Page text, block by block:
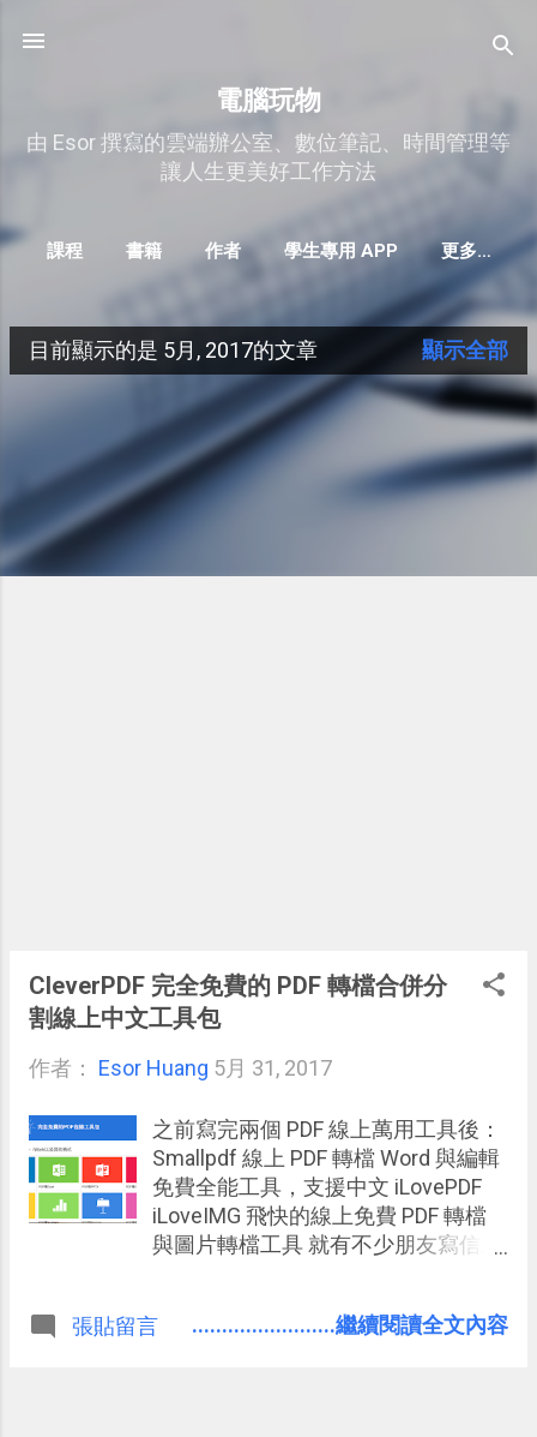
電腦玩物
由 Esor 撰寫的雲端辦公室、數位筆記、時間管理等
讓人生更美好工作方法
課程 書籍 作者 學生專用 APP 更多…
發
表
章
目前顯示的是 5月, 2017的文章 顯示全部
CleverPDF 完全免費的 PDF 轉檔合併分
割線上中文工具包
作者： Esor Huang 5月 31, 2017
之前寫完兩個 PDF 線上萬用工具後：
Smallpdf 線上 PDF 轉檔 Word 與編輯
免費全能工具，支援中文 iLovePDF
iLoveIMG 飛快的線上免費 PDF 轉檔
與圖片轉檔工具 就有不少朋友寫信來
試用了幾個新的工具後，發現另一個
張貼留言 ........................繼續閱讀全文內容